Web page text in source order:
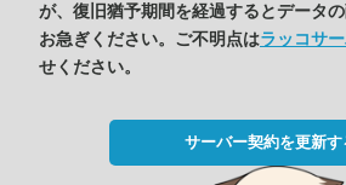
が、復旧猶予期間を経過するとデータ
お急ぎください。ご不明点はラッコサ
せください。
サーバー契約を更新す